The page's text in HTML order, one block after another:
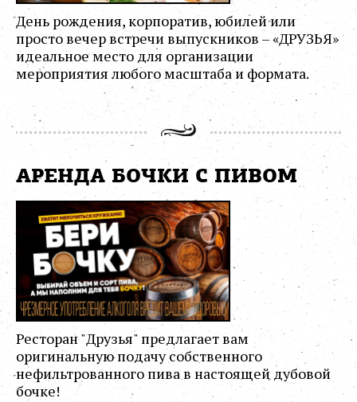
День рождения, корпоратив, юбилей или
просто вечер встречи выпускников – «ДРУЗЬЯ»
идеальное место для организации
мероприятия любого масштаба и формата.
АРЕНДА БОЧКИ С ПИВОМ
Ресторан "Друзья" предлагает вам
оригинальную подачу собственного
нефильтрованного пива в настоящей дубовой
бочке!